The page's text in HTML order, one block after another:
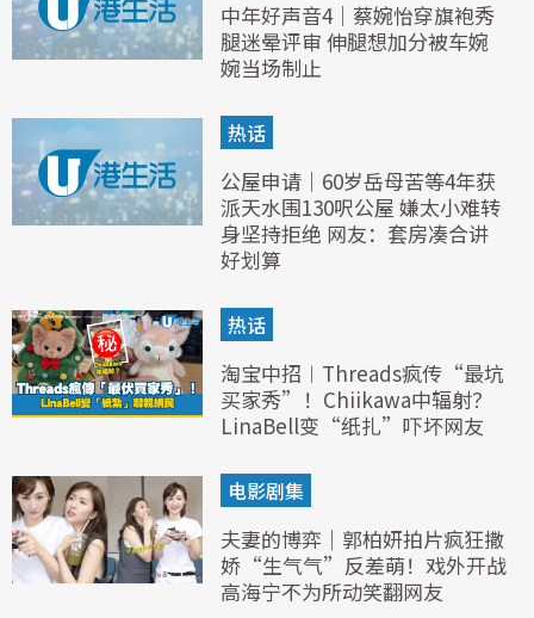
中年好声音4｜蔡婉怡穿旗袍秀
腿迷晕评审 伸腿想加分被车婉
婉当场制止
热话
公屋申请｜60岁岳母苦等4年获
派天水围130呎公屋 嫌太小难转
身坚持拒绝 网友：套房凑合讲
好划算
热话
淘宝中招︱Threads疯传“最坑
买家秀”！Chiikawa中辐射？
LinaBell变“纸扎”吓坏网友
电影剧集
夫妻的博弈｜郭柏妍拍片疯狂撒
娇“生气气”反差萌！戏外开战
高海宁不为所动笑翻网友